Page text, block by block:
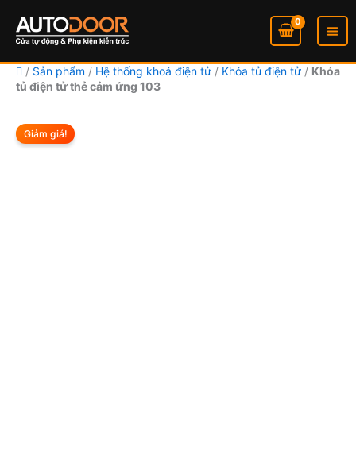
dung
/ Sản phẩm / Hệ thống khoá điện tử / Khóa tủ điện tử / Khóa
tủ điện tử thẻ cảm ứng 103
Giảm giá!
tủ
điện